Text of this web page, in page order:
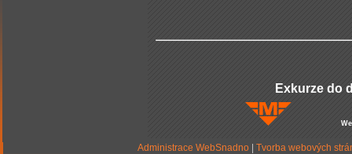
Exkurze do
Administrace WebSnadno Tvorba webových